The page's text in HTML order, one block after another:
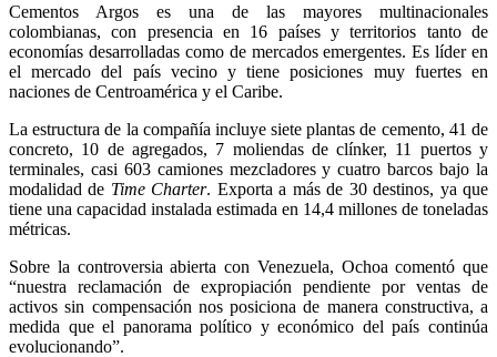
Cementos Argos es una de las mayores multinacionales
colombianas, con presencia en 16 países y territorios tanto de
economías desarrolladas como de mercados emergentes. Es líder en
el mercado del país vecino y tiene posiciones muy fuertes en
naciones de Centroamérica y el Caribe.
La estructura de la compañía incluye siete plantas de cemento, 41 de
concreto, 10 de agregados, 7 moliendas de clínker, 11 puertos y
terminales, casi 603 camiones mezcladores y cuatro barcos bajo la
modalidad de Time Charter. Exporta a más de 30 destinos, ya que
tiene una capacidad instalada estimada en 14,4 millones de toneladas
métricas.
Sobre la controversia abierta con Venezuela, Ochoa comentó que
“nuestra reclamación de expropiación pendiente por ventas de
activos sin compensación nos posiciona de manera constructiva, a
medida que el panorama político y económico del país continúa
evolucionando”.